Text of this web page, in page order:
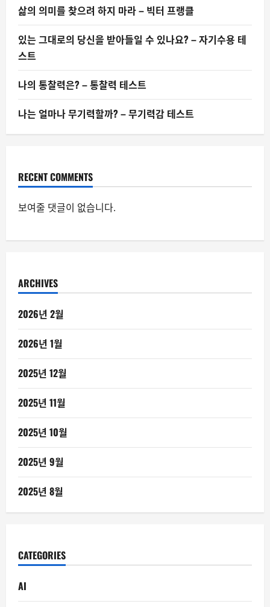
삶의 의미를 찾으려 하지 마라 – 빅터 프랭클
있는 그대로의 당신을 받아들일 수 있나요? – 자기수용 테
스트
나의 통찰력은? – 통찰력 테스트
나는 얼마나 무기력할까? – 무기력감 테스트
RECENT COMMENTS
보여줄 댓글이 없습니다.
ARCHIVES
2026년 2월
2026년 1월
2025년 12월
2025년 11월
2025년 10월
2025년 9월
2025년 8월
CATEGORIES
AI